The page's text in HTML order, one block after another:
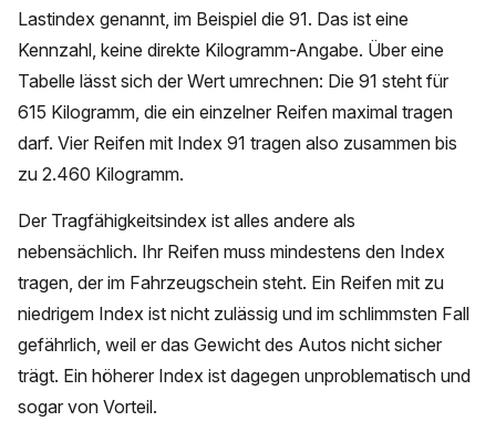
Lastindex genannt, im Beispiel die 91. Das ist eine
Kennzahl, keine direkte Kilogramm-Angabe. Über eine
Tabelle lässt sich der Wert umrechnen: Die 91 steht für
615 Kilogramm, die ein einzelner Reifen maximal tragen
darf. Vier Reifen mit Index 91 tragen also zusammen bis
zu 2.460 Kilogramm.
Der Tragfähigkeitsindex ist alles andere als
nebensächlich. Ihr Reifen muss mindestens den Index
tragen, der im Fahrzeugschein steht. Ein Reifen mit zu
niedrigem Index ist nicht zulässig und im schlimmsten Fall
gefährlich, weil er das Gewicht des Autos nicht sicher
trägt. Ein höherer Index ist dagegen unproblematisch und
sogar von Vorteil.